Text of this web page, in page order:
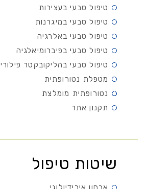
טיפול טבעי בעצירות
טיפול טבעי במיגרנות
טיפול טבעי באלרגיה
טיפול טבעי בפיברומיאלגיה
טיפול טבעי בהליקובקטר פילורי
מטפלת נטורופתית
נטורופתית מומלצת
תקנון אתר
שיטות טיפול